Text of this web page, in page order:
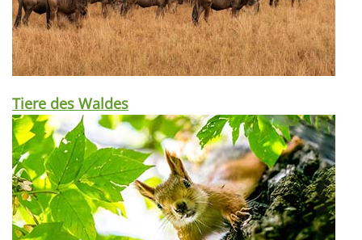
Tiere des Waldes